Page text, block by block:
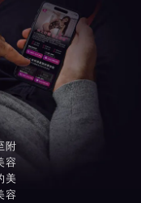
附
容
美
容